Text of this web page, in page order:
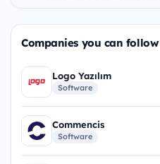
Companies you can follow
Logo Yazılım
Software
Commencis
Software